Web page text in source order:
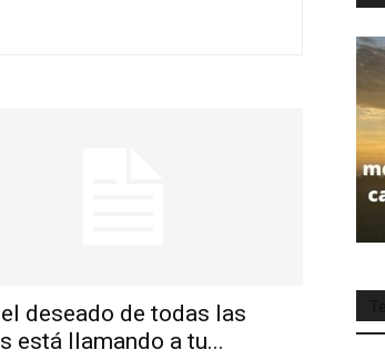
deseado de todas las
está llamando a tu...